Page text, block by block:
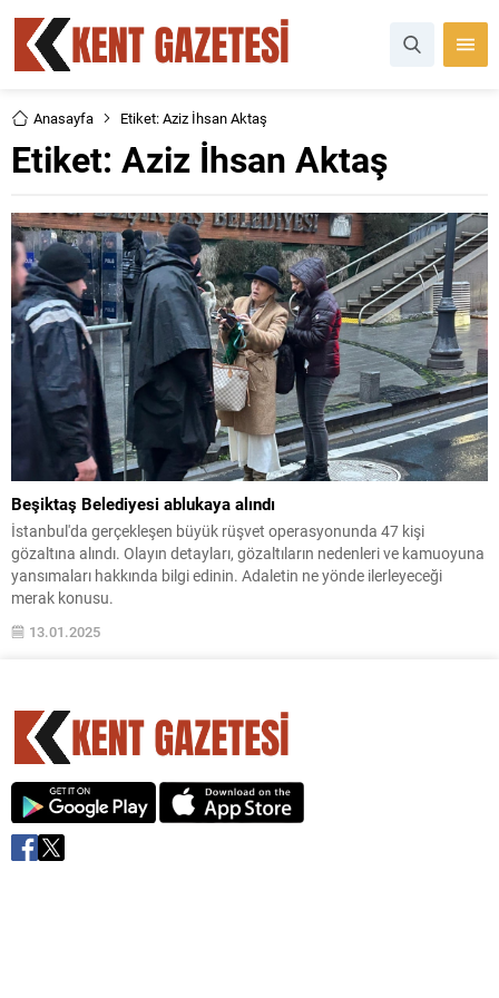
Anasayfa Etiket: Aziz İhsan Aktaş
Etiket: Aziz İhsan Aktaş
Beşiktaş Belediyesi ablukaya alındı
İstanbul'da gerçekleşen büyük rüşvet operasyonunda 47 kişi
gözaltına alındı. Olayın detayları, gözaltıların nedenleri ve kamuoyuna
yansımaları hakkında bilgi edinin. Adaletin ne yönde ilerleyeceği
merak konusu.
13.01.2025